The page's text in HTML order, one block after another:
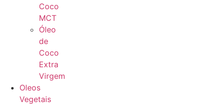
Coco
MCT
Óleo
de
Coco
Extra
Virgem
Oleos
Vegetais